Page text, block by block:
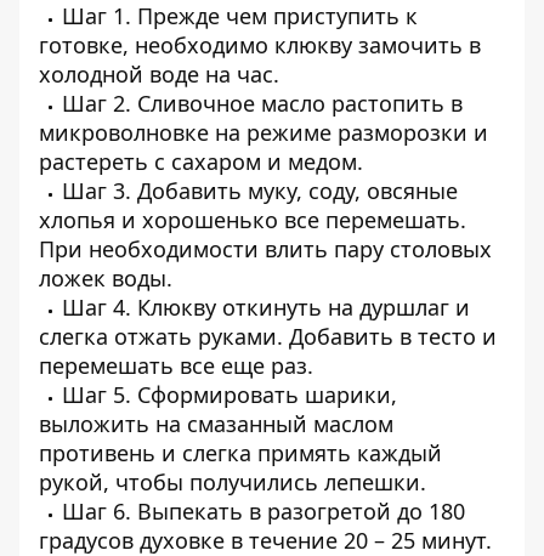
Шаг 1. Прежде чем приступить к
готовке, необходимо клюкву замочить в
холодной воде на час.
Шаг 2. Сливочное масло растопить в
микроволновке на режиме разморозки и
растереть с сахаром и медом.
Шаг 3. Добавить муку, соду, овсяные
хлопья и хорошенько все перемешать.
При необходимости влить пару столовых
ложек воды.
Шаг 4. Клюкву откинуть на дуршлаг и
слегка отжать руками. Добавить в тесто и
перемешать все еще раз.
Шаг 5. Сформировать шарики,
выложить на смазанный маслом
противень и слегка примять каждый
рукой, чтобы получились лепешки.
Шаг 6. Выпекать в разогретой до 180
градусов духовке в течение 20 – 25 минут.